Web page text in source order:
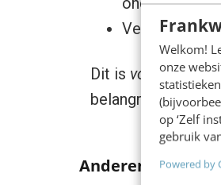
Welkom!
onze
op ‘Zelf
gebruik
Powered by
Verander
Dit is voor mijde
belangrijkste
Anderen lezen